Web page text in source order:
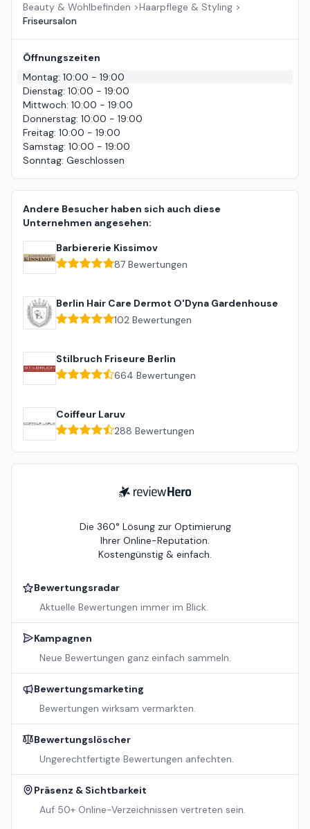
Beauty & Wohlbefinden >Haarpflege & Styling >
Friseursalon
Öffnungszeiten
Montag: 10:00 - 19:00
Dienstag: 10:00 - 19:00
Mittwoch: 10:00 - 19:00
Donnerstag: 10:00 - 19:00
Freitag: 10:00 - 19:00
Samstag: 10:00 - 19:00
Sonntag: Geschlossen
Andere Besucher haben sich auch diese
Unternehmen angesehen:
Barbiererie Kissimov
87 Bewertungen
Berlin Hair Care Dermot O'Dyna Gardenhouse
102 Bewertungen
Stilbruch Friseure Berlin
664 Bewertungen
Coiffeur Laruv
288 Bewertungen
ReviewHero
Die 360° Lösung zur Optimierung
Ihrer Online-Reputation.
Kostengünstig & einfach.
Bewertungsradar
Aktuelle Bewertungen immer im Blick.
Kampagnen
Neue Bewertungen ganz einfach sammeln.
Bewertungsmarketing
Bewertungen wirksam vermarkten.
Bewertungslöscher
Ungerechtfertigte Bewertungen anfechten.
Präsenz & Sichtbarkeit
Auf 50+ Online-Verzeichnissen vertreten sein.